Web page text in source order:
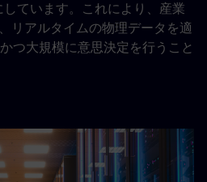
ています。これにより、産業
リアルタイムの物理データを適
つ大規模に意思決定を行うこと